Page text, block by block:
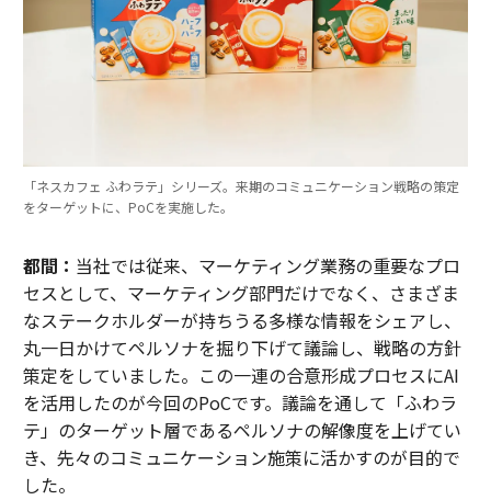
「ネスカフェ ふわラテ」シリーズ。来期のコミュニケーション戦略の策定
をターゲットに、PoCを実施した。
都間： 当社では従来、マーケティング業務の重要なプロ
セスとして、マーケティング部門だけでなく、さまざま
なステークホルダーが持ちうる多様な情報をシェアし、
丸一日かけてペルソナを掘り下げて議論し、戦略の方針
策定をしていました。この一連の合意形成プロセスにAI
を活用したのが今回のPoCです。議論を通して「ふわラ
テ」のターゲット層であるペルソナの解像度を上げてい
き、先々のコミュニケーション施策に活かすのが目的で
した。